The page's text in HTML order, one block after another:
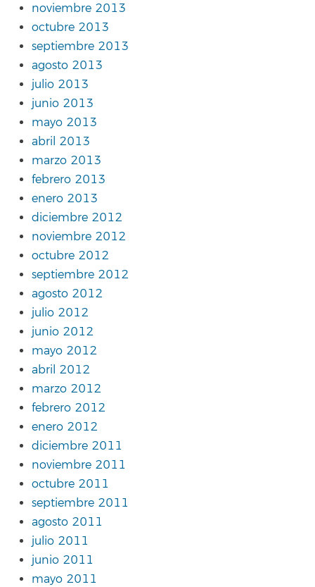
noviembre 2013
octubre 2013
septiembre 2013
agosto 2013
julio 2013
junio 2013
mayo 2013
abril 2013
marzo 2013
febrero 2013
enero 2013
diciembre 2012
noviembre 2012
octubre 2012
septiembre 2012
agosto 2012
julio 2012
junio 2012
mayo 2012
abril 2012
marzo 2012
febrero 2012
enero 2012
diciembre 2011
noviembre 2011
octubre 2011
septiembre 2011
agosto 2011
julio 2011
junio 2011
mayo 2011